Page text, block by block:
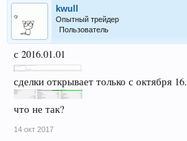
kwull
Опытный трейдер
Пользователь
с 2016.01.01
сделки открывает только с октября 16.
что не так?
14 окт 2017